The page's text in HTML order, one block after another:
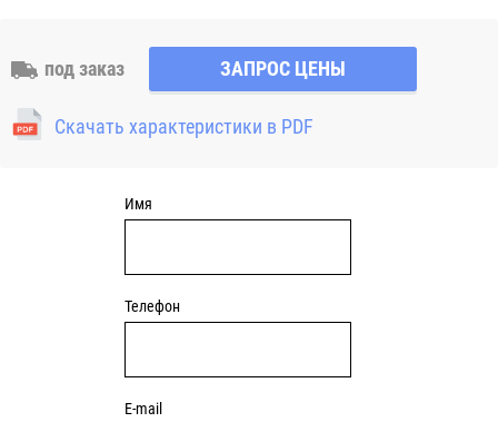
вала или неточность монтажа. Корпус имеет четыре
отверстия для закрепления. Узлы c круглым чугунным
фланцем являются обслуживаемыми, подшипник
смазывается через специальный фиттинг (тавотницу)
под заказ ЗАПРОС ЦЕНЫ
Скачать характеристики в PDF
Имя
Телефон
E-mail